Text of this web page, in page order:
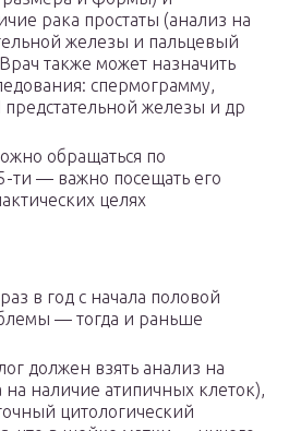
рака простаты (анализ на
железы и пальцевый
также может назначить
спермограмму,
железы и др
обращаться по
ти — важно посещать его
целях
в год с начала половой
— тогда и раньше
должен взять анализ на
наличие атипичных клеток),
цитологический